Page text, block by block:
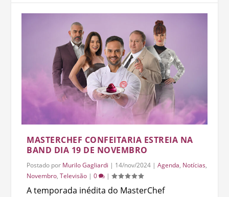
MASTERCHEF CONFEITARIA ESTREIA NA
BAND DIA 19 DE NOVEMBRO
Postado por Murilo Gagliardi | 14/nov/2024 |Agenda, Notícias,
Novembro,Televisão |0 |
A temporada inédita do MasterChef